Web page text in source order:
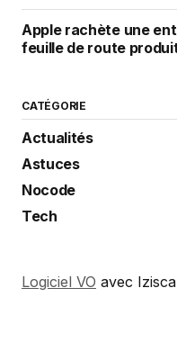
Apple rachète une
feuille de route
CATÉGORIE
Actualités
Astuces
Nocode
Tech
Logiciel VO avec